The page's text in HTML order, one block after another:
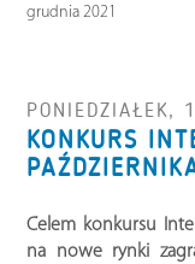
grudnia 2021
PONIEDZIAŁEK,
KONKURS
Celem konkursu
na nowe rynki